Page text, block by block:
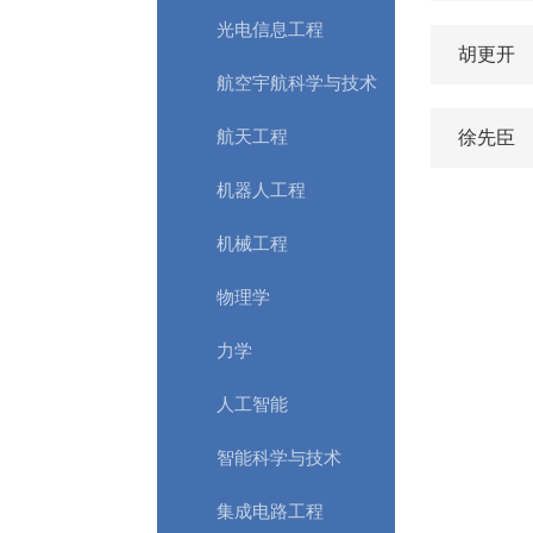
光电信息工程
航空宇航科学与技术
航天工程
机器人工程
机械工程
物理学
力学
人工智能
智能科学与技术
集成电路工程
胡更开
徐先臣